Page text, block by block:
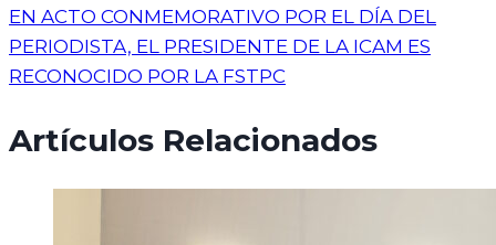
EN ACTO CONMEMORATIVO POR EL DÍA DEL
PERIODISTA, EL PRESIDENTE DE LA ICAM ES
RECONOCIDO POR LA FSTPC
Artículos Relacionados